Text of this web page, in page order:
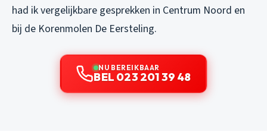
had ik vergelijkbare gesprekken in Centrum Noord en
bij de Korenmolen De Eersteling.
NU BEREIKBAAR
BEL 023 201 39 48